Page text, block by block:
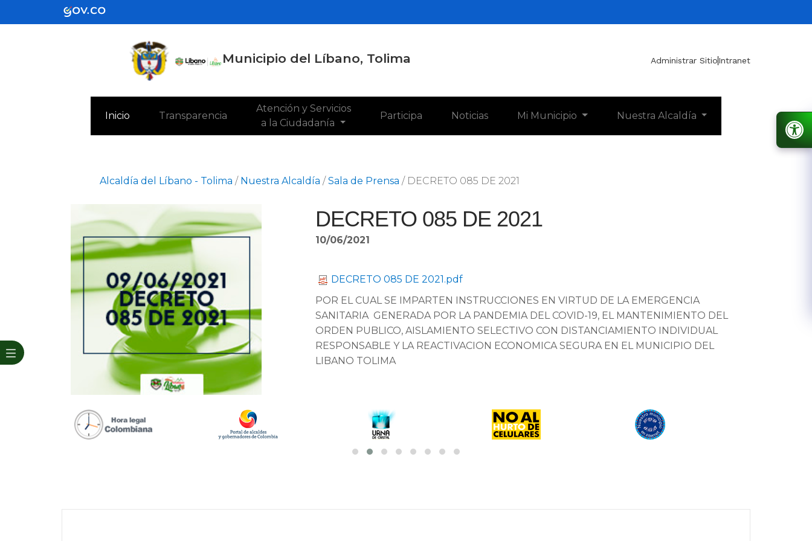
Municipio del Líbano, Tolima Administrar SitioIntranet
Inicio(current)Transparencia
Atención y Servicios
a la Ciudadanía
Participa Noticias Mi Municipio Nuestra Alcaldía
Alcaldía del Líbano - Tolima / Nuestra Alcaldía / Sala de Prensa / DECRETO 085 DE 2021
DECRETO 085 DE 2021
10/06/2021
DECRETO 085 DE 2021.pdf
POR EL CUAL SE IMPARTEN INSTRUCCIONES EN VIRTUD DE LA EMERGENCIA
SANITARIA GENERADA POR LA PANDEMIA DEL COVID-19, EL MANTENIMIENTO DEL
ORDEN PUBLICO, AISLAMIENTO SELECTIVO CON DISTANCIAMIENTO INDIVIDUAL
RESPONSABLE Y LA REACTIVACION ECONOMICA SEGURA EN EL MUNICIPIO DEL
LIBANO TOLIMA